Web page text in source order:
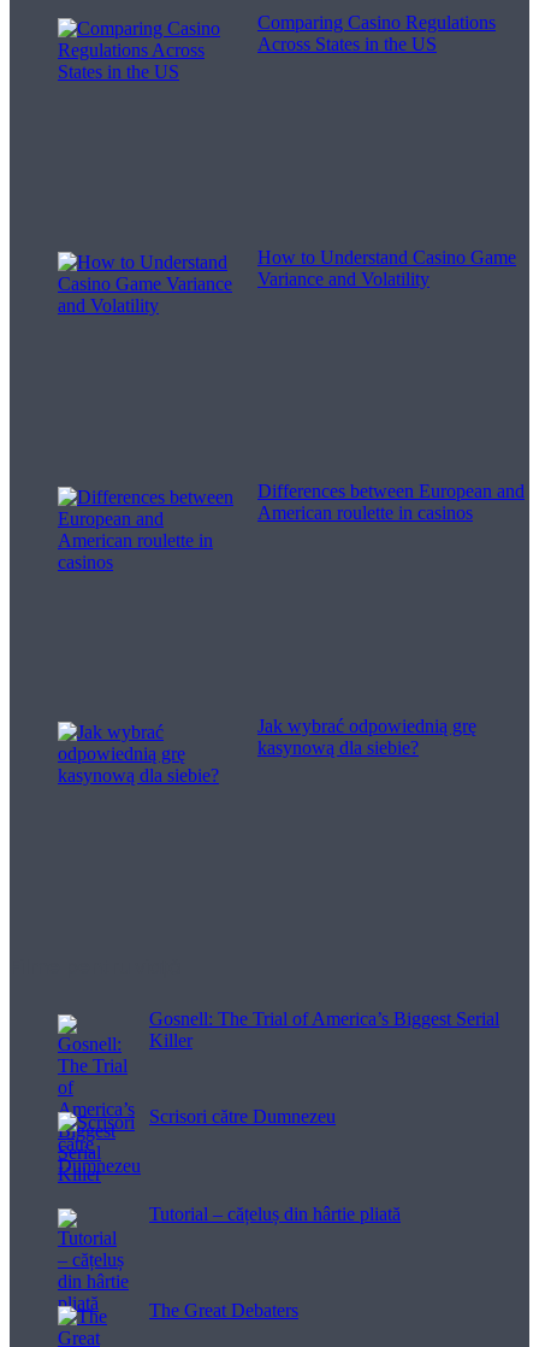
Comparing Casino Regulations
Across States in the US
How to Understand Casino Game
Variance and Volatility
Differences between European and
American roulette in casinos
Jak wybrać odpowiednią grę
kasynową dla siebie?
Gosnell: The Trial of America’s Biggest Serial
Killer
Scrisori către Dumnezeu
Tutorial – cățeluș din hârtie pliată
The Great Debaters